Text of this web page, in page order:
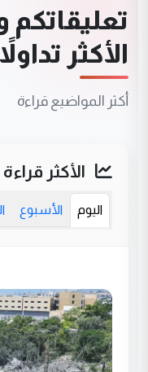
الأكثر تداولاً
أكثر المواضيع قراءة
الأكثر قراءة
اليوم الأسبوع